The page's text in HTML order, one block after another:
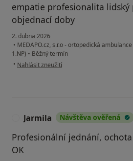
empatie profesionalita
objednací doby
2. dubna 2026
• MEDAPO.cz, s.r.o - ortopedická
1.NP) • Běžný termín
• podle názoru uživatele MT
Nahlásit zneužití
Jarmila Návštěva ověřená
Profesionální jednání,
OK